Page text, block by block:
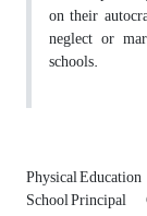
on their
neglect or
schools.
Physical Education
School Principal